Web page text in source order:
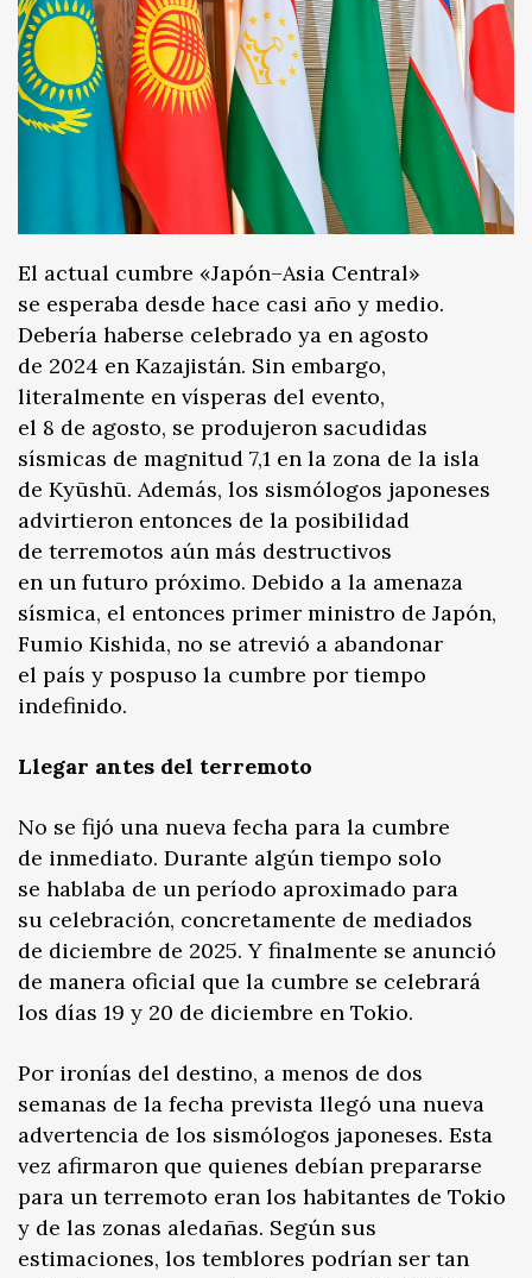
El actual cumbre «Japón–Asia Central»
se esperaba desde hace casi año y medio.
Debería haberse celebrado ya en agosto
de 2024 en Kazajistán. Sin embargo,
literalmente en vísperas del evento,
el 8 de agosto, se produjeron sacudidas
sísmicas de magnitud 7,1 en la zona de la isla
de Kyūshū. Además, los sismólogos japoneses
advirtieron entonces de la posibilidad
de terremotos aún más destructivos
en un futuro próximo. Debido a la amenaza
sísmica, el entonces primer ministro de Japón,
Fumio Kishida, no se atrevió a abandonar
el país y pospuso la cumbre por tiempo
indefinido.
Llegar antes del terremoto
No se fijó una nueva fecha para la cumbre
de inmediato. Durante algún tiempo solo
se hablaba de un período aproximado para
su celebración, concretamente de mediados
de diciembre de 2025. Y finalmente se anunció
de manera oficial que la cumbre se celebrará
los días 19 y 20 de diciembre en Tokio.
Por ironías del destino, a menos de dos
semanas de la fecha prevista llegó una nueva
advertencia de los sismólogos japoneses. Esta
vez afirmaron que quienes debían prepararse
para un terremoto eran los habitantes de Tokio
y de las zonas aledañas. Según sus
estimaciones, los temblores podrían ser tan